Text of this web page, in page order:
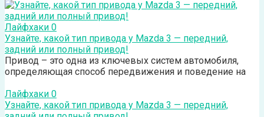
Лайфхаки 0
Узнайте, какой тип привода у Mazda 3 — передний,
задний или полный привод!
Привод – это одна из ключевых систем автомобиля,
определяющая способ передвижения и поведение на
Лайфхаки 0
Узнайте, какой тип привода у Mazda 3 — передний,